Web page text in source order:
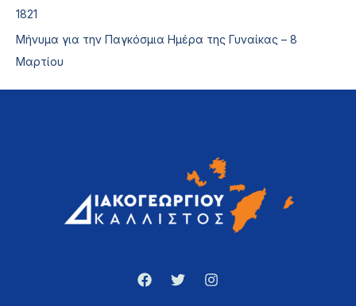
1821
Μήνυμα για την Παγκόσμια Ημέρα της Γυναίκας – 8
Μαρτίου